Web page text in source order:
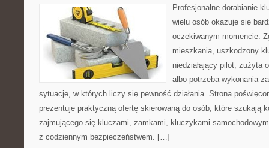
Profesjonalne dorabianie
wielu osób okazuje się
oczekiwanym momencie.
mieszkania, uszkodzony
niedziałający pilot, zużyta
albo potrzeba wykonania
sytuacje, w których liczy się pewność działania. Strona
prezentuje praktyczną ofertę skierowaną do osób, które szukają
zajmującego się kluczami, zamkami, kluczykami
z codziennym bezpieczeństwem. […]